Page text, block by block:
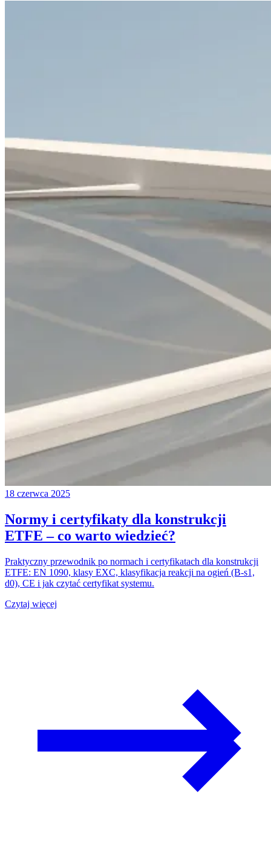
18 czerwca 2025
Normy i certyfikaty dla konstrukcji
ETFE – co warto wiedzieć?
Praktyczny przewodnik po normach i certyfikatach dla konstrukcji
ETFE: EN 1090, klasy EXC, klasyfikacja reakcji na ogień (B-s1,
d0), CE i jak czytać certyfikat systemu.
Czytaj więcej